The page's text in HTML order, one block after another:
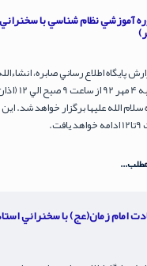
آموزشي نظام شناسي با
پايگاه اطلاع رساني صابره،
سلام الله عليها برگزار خواهد
امام زمان(عج) با سخنراني